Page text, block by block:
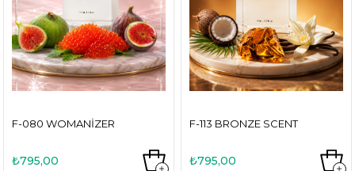
F-080 WOMANIZER
₺795,00
F-113 BRONZE SCENT
₺795,00